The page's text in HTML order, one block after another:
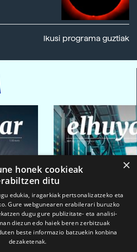
Ikusi programa guztiak
×
honek cookieak
ditu
edukia, iragarkiak pertsonalizatzeko eta
Gure webgunearen erabilerari buruzko
dugu gure publizitate- eta analisi-
diezun edo haiek beren zerbitzuak
beste informazio batzuekin konbina
dezaketenak.